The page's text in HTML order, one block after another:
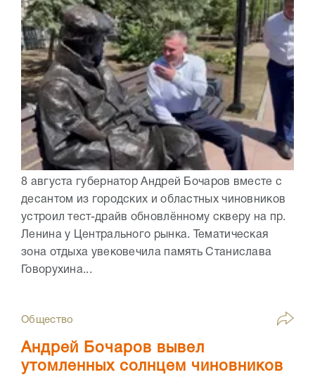
8 августа губернатор Андрей Бочаров вместе с
десантом из городских и областных чиновников
устроил тест-драйв обновлённому скверу на пр.
Ленина у Центрального рынка. Тематическая
зона отдыха увековечила память Станислава
Говорухина...
Общество
Андрей Бочаров вывел
утомленных солнцем чиновников